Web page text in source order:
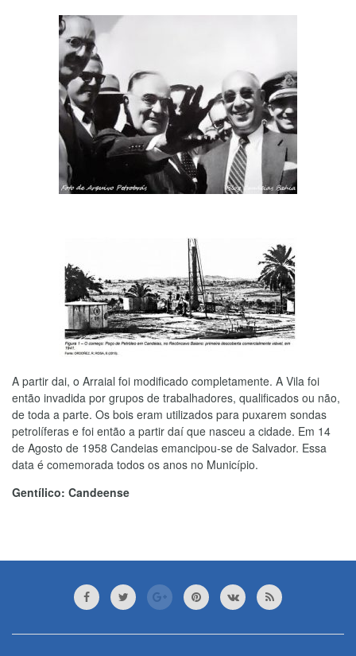
A partir dai, o Arraial foi modificado completamente. A Vila foi
então invadida por grupos de trabalhadores, qualificados ou não,
de toda a parte. Os bois eram utilizados para puxarem sondas
petrolíferas e foi então a partir daí que nasceu a cidade. Em 14
de Agosto de 1958 Candeias emancipou-se de Salvador. Essa
data é comemorada todos os anos no Município.
Gentílico: Candeense